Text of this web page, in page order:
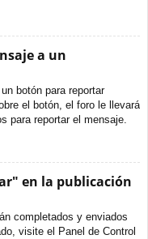
a un
botón para reportar
el botón, el foro le llevará
para reportar el mensaje.
en la publicación
completados y enviados
visite el Panel de Control